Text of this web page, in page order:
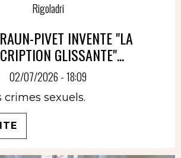
Rigoladri
PIVET INVENTE "LA
GLISSANTE"...
02/07/2026 - 18:09
sexuels.